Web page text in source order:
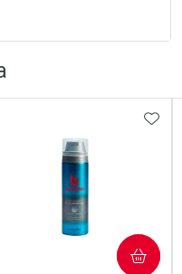
AOS FAVORITOS
COMPRAR